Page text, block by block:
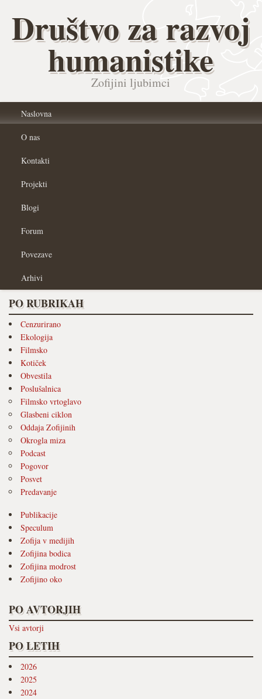
Društvo za razvoj
humanistike
Zofijini ljubimci
Naslovna
O nas
Kontakti
Projekti
Blogi
Forum
Povezave
Arhivi
PO RUBRIKAH
Cenzurirano
Ekologija
Filmsko
Kotiček
Obvestila
Poslušalnica
Filmsko vrtoglavo
Glasbeni ciklon
Oddaja Zofijinih
Okrogla miza
Podcast
Pogovor
Posvet
Predavanje
Publikacije
Speculum
Zofija v medijih
Zofijina bodica
Zofijina modrost
Zofijino oko
PO AVTORJIH
Vsi avtorji
PO LETIH
2026
2025
2024